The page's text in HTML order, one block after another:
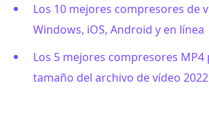
Los 10 mejores compresores de
Windows, iOS, Android y en línea
Los 5 mejores compresores
tamaño del archivo de vídeo 2022